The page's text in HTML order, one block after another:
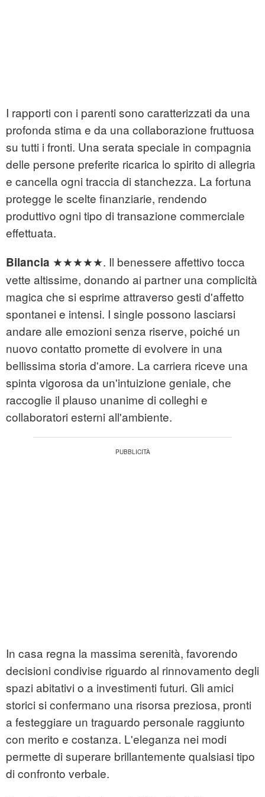
I rapporti con i parenti sono caratterizzati da una
profonda stima e da una collaborazione fruttuosa
su tutti i fronti. Una serata speciale in compagnia
delle persone preferite ricarica lo spirito di allegria
e cancella ogni traccia di stanchezza. La fortuna
protegge le scelte finanziarie, rendendo
produttivo ogni tipo di transazione commerciale
effettuata.
Bilancia ★★★★★. Il benessere affettivo tocca
vette altissime, donando ai partner una complicità
magica che si esprime attraverso gesti d'affetto
spontanei e intensi. I single possono lasciarsi
andare alle emozioni senza riserve, poiché un
nuovo contatto promette di evolvere in una
bellissima storia d'amore. La carriera riceve una
spinta vigorosa da un'intuizione geniale, che
raccoglie il plauso unanime di colleghi e
collaboratori esterni all'ambiente.
In casa regna la massima serenità, favorendo
decisioni condivise riguardo al rinnovamento degli
spazi abitativi o a investimenti futuri. Gli amici
storici si confermano una risorsa preziosa, pronti
a festeggiare un traguardo personale raggiunto
con merito e costanza. L'eleganza nei modi
permette di superare brillantemente qualsiasi tipo
di confronto verbale.